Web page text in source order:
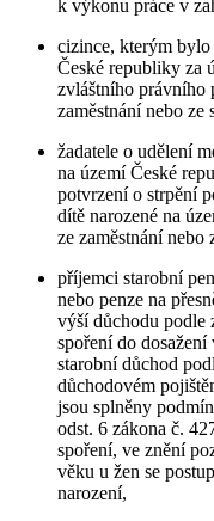
k výkonu práce v
cizince, kterým
České republiky za
zvláštního právního
zaměstnání nebo ze
žadatele o udělení
na území České
potvrzení o strpění
dítě narozené na
ze zaměstnání nebo
příjemci starobní
nebo penze na
výší důchodu podle
spoření do
starobní důchod
důchodovém
jsou splněny
odst. 6 zákona č.
spoření, ve znění
věku u žen se
narození,